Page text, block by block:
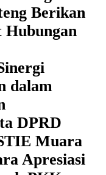
Berikan
Hubungan
dalam
DPRD
Muara
Apresiasi